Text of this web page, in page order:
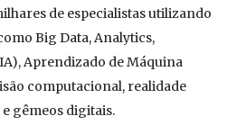
de especialistas utilizando
Big Data, Analytics,
Aprendizado de Máquina
computacional, realidade
gêmeos digitais.